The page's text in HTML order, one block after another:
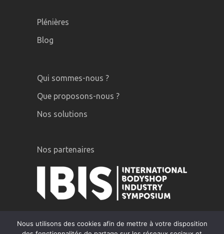
Plénières
Blog
Qui sommes-nous ?
Que proposons-nous ?
Nos solutions
Nos partenaires
Nous utilisons des cookies afin de mettre à votre disposition